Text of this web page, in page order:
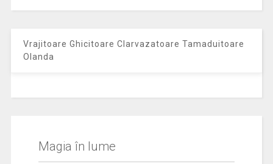
Vrajitoare Ghicitoare Clarvazatoare Tamaduitoare
Olanda
Magia în lume